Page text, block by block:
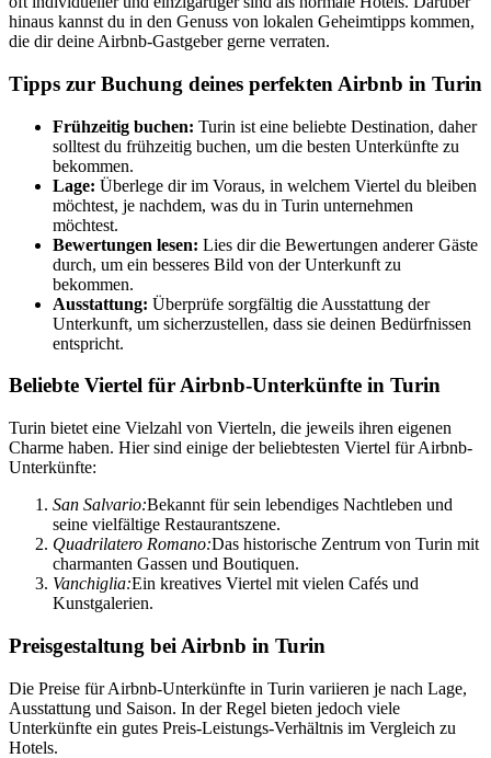
hinaus kannst du in den Genuss von lokalen Geheimtipps kommen,
die dir deine Airbnb-Gastgeber gerne verraten.
Tipps zur Buchung deines perfekten Airbnb in Turin
Frühzeitig buchen: Turin ist eine beliebte Destination, daher
solltest du frühzeitig buchen, um die besten Unterkünfte zu
bekommen.
Lage: Überlege dir im Voraus, in welchem Viertel du bleiben
möchtest, je nachdem, was du in Turin unternehmen
möchtest.
Bewertungen lesen: Lies dir die Bewertungen anderer Gäste
durch, um ein besseres Bild von der Unterkunft zu
bekommen.
Ausstattung: Überprüfe sorgfältig die Ausstattung der
Unterkunft, um sicherzustellen, dass sie deinen Bedürfnissen
entspricht.
Beliebte Viertel für Airbnb-Unterkünfte in Turin
Turin bietet eine Vielzahl von Vierteln, die jeweils ihren eigenen
Charme haben. Hier sind einige der beliebtesten Viertel für Airbnb-
Unterkünfte:
San Salvario:Bekannt für sein lebendiges Nachtleben und
seine vielfältige Restaurantszene.
Quadrilatero Romano:Das historische Zentrum von Turin mit
charmanten Gassen und Boutiquen.
Vanchiglia:Ein kreatives Viertel mit vielen Cafés und
Kunstgalerien.
Preisgestaltung bei Airbnb in Turin
Die Preise für Airbnb-Unterkünfte in Turin variieren je nach Lage,
Ausstattung und Saison. In der Regel bieten jedoch viele
Unterkünfte ein gutes Preis-Leistungs-Verhältnis im Vergleich zu
Hotels.